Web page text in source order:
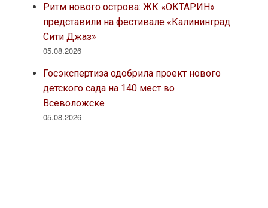
Ритм нового острова: ЖК «ОКТАРИН»
представили на фестивале «Калининград
Сити Джаз»
05.08.2026
Госэкспертиза одобрила проект нового
детского сада на 140 мест во
Всеволожске
05.08.2026